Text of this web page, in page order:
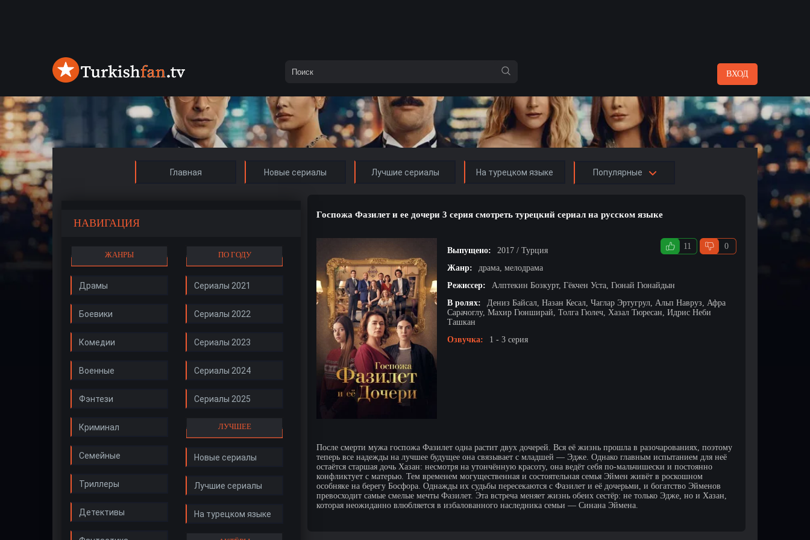
ВХОД
Главная Новые сериалы Лучшие сериалы На турецком языке Популярные
НАВИГАЦИЯ
ЖАНРЫ
Драмы
Боевики
Комедии
Военные
Фэнтези
Криминал
Семейные
Триллеры
Детективы
ПО ГОДУ
Сериалы 2021
Сериалы 2022
Сериалы 2023
Сериалы 2024
Сериалы 2025
ЛУЧШЕЕ
Новые сериалы
Лучшие сериалы
На турецком языке
Госпожа Фазилет и ее дочери 3 серия смотреть турецкий сериал на русском языке
11 0
Выпущено:
2017 / Турция
Жанр:
драма, мелодрама
Режиссер:
Алптекин Бозкурт, Гёкчен Уста, Гюнай Гюнайдын
В ролях:
Дениз Байсал, Назан Кесал, Чаглар Эртугрул, Альп Навруз, Афра
Сарачоглу, Махир Гюнширай, Толга Гюлеч, Хазал Тюресан, Идрис Неби
Ташкан
Озвучка:
1 - 3 серия
После смерти мужа госпожа Фазилет одна растит двух дочерей. Вся её жизнь прошла в разочарованиях, поэтому
теперь все надежды на лучшее будущее она связывает с младшей — Эдже. Однако главным испытанием для неё
остаётся старшая дочь Хазан: несмотря на утончённую красоту, она ведёт себя по-мальчишески и постоянно
конфликтует с матерью. Тем временем могущественная и состоятельная семья Эймен живёт в роскошном
особняке на берегу Босфора. Однажды их судьбы пересекаются с Фазилет и её дочерьми, и богатство Эйменов
превосходит самые смелые мечты Фазилет. Эта встреча меняет жизнь обеих сестёр: не только Эдже, но и Хазан,
которая неожиданно влюбляется в избалованного наследника семьи — Синана Эймена.